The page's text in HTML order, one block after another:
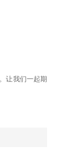
让我们一起期